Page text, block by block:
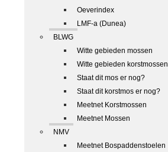
Oeverindex
LMF-a (Dunea)
BLWG
Witte gebieden mossen
Witte gebieden korstmossen
Staat dit mos er nog?
Staat dit korstmos er nog?
Meetnet Korstmossen
Meetnet Mossen
NMV
Meetnet Bospaddenstoelen